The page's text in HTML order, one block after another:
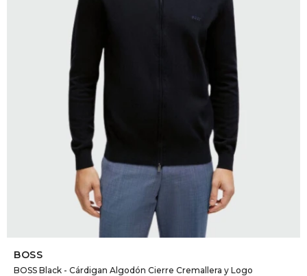
SELECCIONAR TALLE
BOSS
BOSS Black - Cárdigan Algodón Cierre Cremallera y Logo